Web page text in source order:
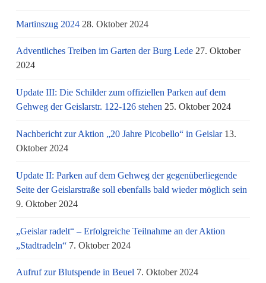
Martinszug 2024 28. Oktober 2024
Adventliches Treiben im Garten der Burg Lede 27. Oktober
2024
Update III: Die Schilder zum offiziellen Parken auf dem
Gehweg der Geislarstr. 122-126 stehen 25. Oktober 2024
Nachbericht zur Aktion „20 Jahre Picobello“ in Geislar 13.
Oktober 2024
Update II: Parken auf dem Gehweg der gegenüberliegende
Seite der Geislarstraße soll ebenfalls bald wieder möglich sein
9. Oktober 2024
„Geislar radelt“ – Erfolgreiche Teilnahme an der Aktion
„Stadtradeln“ 7. Oktober 2024
Aufruf zur Blutspende in Beuel 7. Oktober 2024